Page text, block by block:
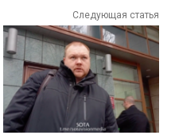
Следующая статья